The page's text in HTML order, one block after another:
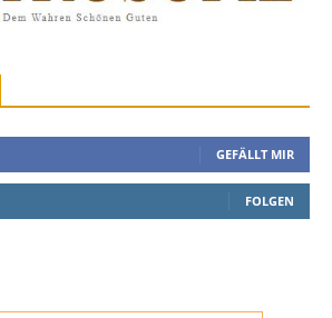
GEFÄLLT MIR
FOLGEN